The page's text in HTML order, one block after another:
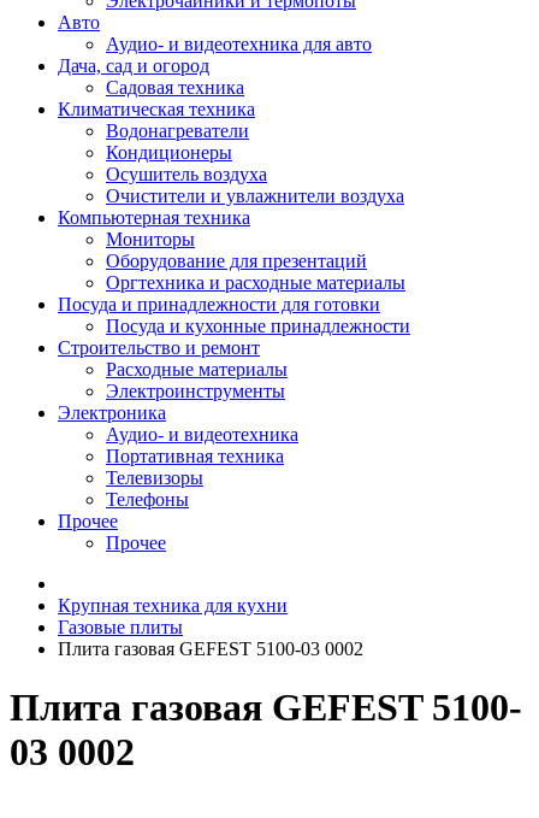
Авто
Аудио- и видеотехника для авто
Дача, сад и огород
Садовая техника
Климатическая техника
Водонагреватели
Кондиционеры
Осушитель воздуха
Очистители и увлажнители воздуха
Компьютерная техника
Мониторы
Оборудование для презентаций
Оргтехника и расходные материалы
Посуда и принадлежности для готовки
Посуда и кухонные принадлежности
Строительство и ремонт
Расходные материалы
Электроинструменты
Электроника
Аудио- и видеотехника
Портативная техника
Телевизоры
Телефоны
Прочее
Прочее
Крупная техника для кухни
Газовые плиты
Плита газовая GEFEST 5100-03 0002
Плита газовая GEFEST 5100-
03 0002